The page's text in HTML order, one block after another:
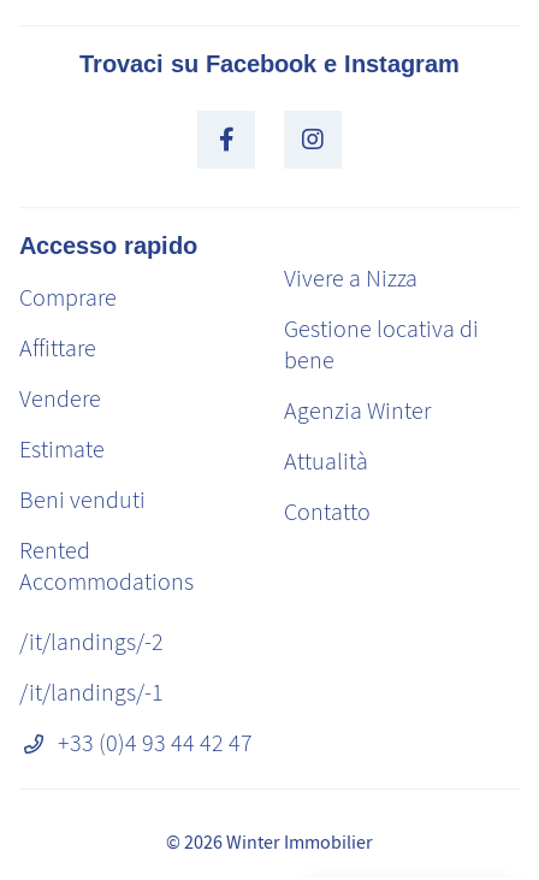
Trovaci su Facebook e Instagram
Accesso rapido
Comprare
Affittare
Vendere
Estimate
Beni venduti
Rented
Accommodations
Vivere a Nizza
Gestione locativa di
bene
Agenzia Winter
Attualità
Contatto
/it/landings/-2
/it/landings/-1
+33 (0)4 93 44 42 47
© 2026 Winter Immobilier